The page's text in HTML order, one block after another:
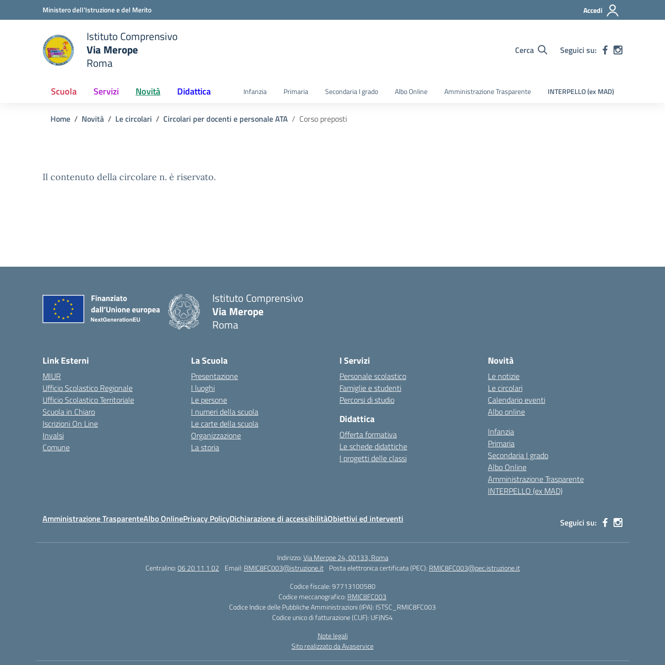
Vai ai contenuti
Vai al menu di navigazioneMinistero dell'Istruzione e del Merito Accedi
scuola
Istituto Comprensivo
Via Merope
Roma
Cerca Seguici su:
Scuola Servizi Novità Didattica Infanzia Primaria Secondaria I grado Albo Online Amministrazione Trasparente INTERPELLO (ex MAD)
Home Novità Le circolari Circolari per docenti e personale ATA Corso preposti
Il contenuto della circolare n. è riservato.
Istituto Comprensivo
Via Merope
Roma
Link Esterni
MIUR
Ufficio Scolastico Regionale
Ufficio Scolastico Territoriale
Scuola in Chiaro
Iscrizioni On Line
Invalsi
Comune
La Scuola
Presentazione
I luoghi
Le persone
I numeri della scuola
Le carte della scuola
Organizzazione
La storia
I Servizi
Personale scolastico
Famiglie e studenti
Percorsi di studio
Didattica
Offerta formativa
Le schede didattiche
I progetti delle classi
Novità
Le notizie
Le circolari
Calendario eventi
Albo online
Infanzia
Primaria
Secondaria I grado
Albo Online
Amministrazione Trasparente
INTERPELLO (ex MAD)
Amministrazione TrasparenteAlbo OnlinePrivacy PolicyDichiarazione di accessibilitàObiettivi ed interventi Seguici su:
Indirizzo:Via Merope 24, 00133, Roma
Centralino:06 20 11 1 02 Email: RMIC8FC003@istruzione.it Posta elettronica certificata (PEC): RMIC8FC003@pec.istruzione.it
Codice fiscale: 97713100580
Codice meccanografico: RMIC8FC003
Codice Indice delle Pubbliche Amministrazioni (IPA): ISTSC_RMIC8FC003
Codice unico di fatturazione (CUF): UFJNS4
Note legali
Sito realizzato da Avaservice